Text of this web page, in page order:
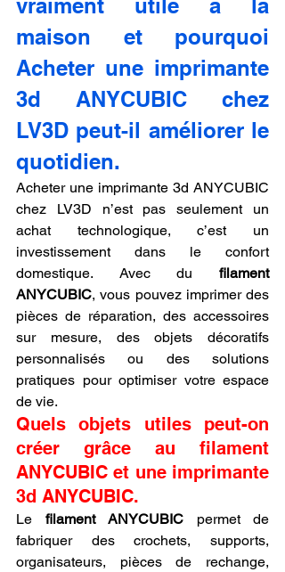
vraiment utile à la
maison et pourquoi
Acheter une imprimante
3d ANYCUBIC chez
LV3D peut-il améliorer le
quotidien.
Acheter une imprimante 3d ANYCUBIC
chez LV3D n’est pas seulement un
achat technologique, c’est un
investissement dans le confort
domestique. Avec du filament
ANYCUBIC, vous pouvez imprimer des
pièces de réparation, des accessoires
sur mesure, des objets décoratifs
personnalisés ou des solutions
pratiques pour optimiser votre espace
de vie.
Quels objets utiles peut-on
créer grâce au filament
ANYCUBIC et une imprimante
3d ANYCUBIC.
Le filament ANYCUBIC permet de
fabriquer des crochets, supports,
organisateurs, pièces de rechange,